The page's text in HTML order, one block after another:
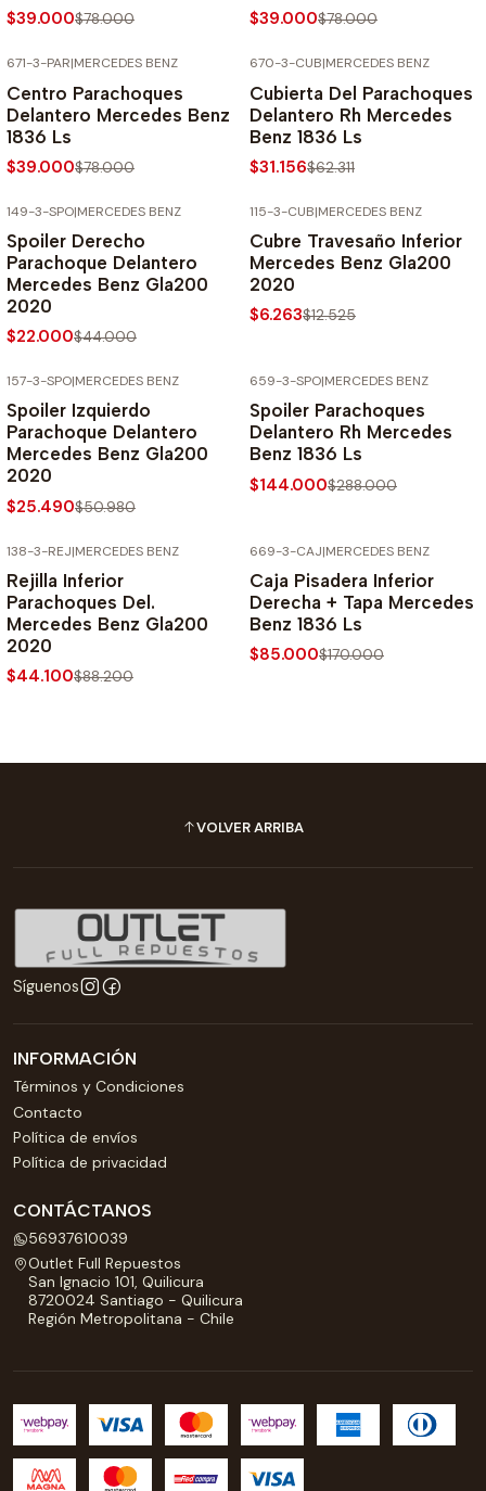
$39.000$78.000
$39.000$78.000
671-3-PAR|MERCEDES BENZ
Centro Parachoques
Delantero Mercedes Benz
1836 Ls
$39.000$78.000
670-3-CUB|MERCEDES BENZ
Cubierta Del Parachoques
Delantero Rh Mercedes
Benz 1836 Ls
$31.156$62.311
149-3-SPO|MERCEDES BENZ
Spoiler Derecho
Parachoque Delantero
Mercedes Benz Gla200
2020
$22.000$44.000
115-3-CUB|MERCEDES BENZ
Cubre Travesaño Inferior
Mercedes Benz Gla200
2020
$6.263$12.525
157-3-SPO|MERCEDES BENZ
Spoiler Izquierdo
Parachoque Delantero
Mercedes Benz Gla200
2020
$25.490$50.980
659-3-SPO|MERCEDES BENZ
Spoiler Parachoques
Delantero Rh Mercedes
Benz 1836 Ls
$144.000$288.000
138-3-REJ|MERCEDES BENZ
Rejilla Inferior
Parachoques Del.
Mercedes Benz Gla200
2020
$44.100$88.200
669-3-CAJ|MERCEDES BENZ
Caja Pisadera Inferior
Derecha + Tapa Mercedes
Benz 1836 Ls
$85.000$170.000
VOLVER ARRIBA
Síguenos
INFORMACIÓN
Términos y Condiciones
Contacto
Política de envíos
Política de privacidad
CONTÁCTANOS
56937610039
Outlet Full Repuestos
San Ignacio 101, Quilicura
8720024 Santiago - Quilicura
Región Metropolitana - Chile